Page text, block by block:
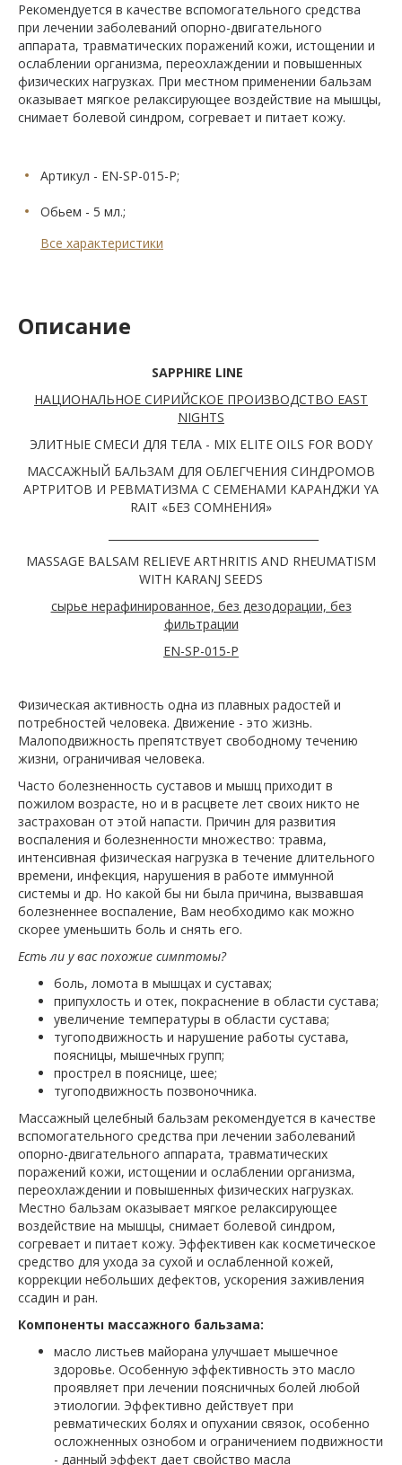
Рекомендуется в качестве вспомогательного средства
при лечении заболеваний опорно-двигательного
аппарата, травматических поражений кожи, истощении и
ослаблении организма, переохлаждении и повышенных
физических нагрузках. При местном применении бальзам
оказывает мягкое релаксирующее воздействие на мышцы,
снимает болевой синдром, согревает и питает кожу.
Артикул - EN-SP-015-P;
Обьем - 5 мл.;
Все характеристики
Описание
SAPPHIRE LINE
НАЦИОНАЛЬНОЕ СИРИЙСКОЕ ПРОИЗВОДСТВО EAST
NIGHTS
ЭЛИТНЫЕ СМЕСИ ДЛЯ ТЕЛА - MIX ELITE OILS FOR BODY
МАССАЖНЫЙ БАЛЬЗАМ ДЛЯ ОБЛЕГЧЕНИЯ СИНДРОМОВ
АРТРИТОВ И РЕВМАТИЗМА С СЕМЕНАМИ КАРАНДЖИ YA
RAIT «БЕЗ СОМНЕНИЯ»
MASSAGE BALSAM RELIEVE ARTHRITIS AND RHEUMATISM
WITH KARANJ SEEDS
сырье нерафинированное, без дезодорации, без
фильтрации
EN-SP-015-Р
Физическая активность одна из плавных радостей и
потребностей человека. Движение - это жизнь.
Малоподвижность препятствует свободному течению
жизни, ограничивая человека.
Часто болезненность суставов и мышц приходит в
пожилом возрасте, но и в расцвете лет своих никто не
застрахован от этой напасти. Причин для развития
воспаления и болезненности множество: травма,
интенсивная физическая нагрузка в течение длительного
времени, инфекция, нарушения в работе иммунной
системы и др. Но какой бы ни была причина, вызвавшая
болезненнее воспаление, Вам необходимо как можно
скорее уменьшить боль и снять его.
Есть ли у вас похожие симптомы?
боль, ломота в мышцах и суставах;
припухлость и отек, покраснение в области сустава;
увеличение температуры в области сустава;
тугоподвижность и нарушение работы сустава,
поясницы, мышечных групп;
прострел в пояснице, шее;
тугоподвижность позвоночника.
Массажный целебный бальзам рекомендуется в качестве
вспомогательного средства при лечении заболеваний
опорно-двигательного аппарата, травматических
поражений кожи, истощении и ослаблении организма,
переохлаждении и повышенных физических нагрузках.
Местно бальзам оказывает мягкое релаксирующее
воздействие на мышцы, снимает болевой синдром,
согревает и питает кожу. Эффективен как косметическое
средство для ухода за сухой и ослабленной кожей,
коррекции небольших дефектов, ускорения заживления
ссадин и ран.
Компоненты массажного бальзама:
масло листьев майорана улучшает мышечное
здоровье. Особенную эффективность это масло
проявляет при лечении поясничных болей любой
этиологии. Эффективно действует при
ревматических болях и опухании связок, особенно
осложненных ознобом и ограничением подвижности
- данный эффект дает свойство масла